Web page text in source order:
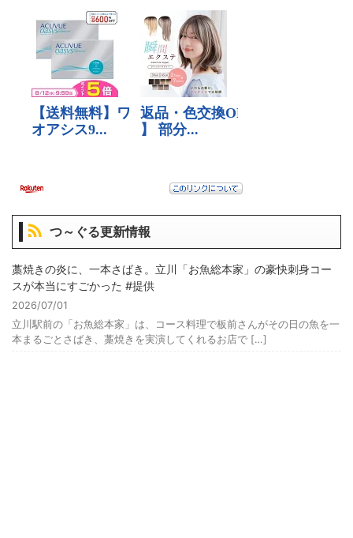
つ～ぐる更新情報
藁焼きの炎に、一本さばき。立川「お魚総本家」の豪快刺身コー
スが本当にすごかった #提供
2026/07/01
立川駅前の「お魚総本家」は、コース料理で板前さんがその日の魚を一
本まるごとさばき、藁焼きを実演してくれるお店で […]